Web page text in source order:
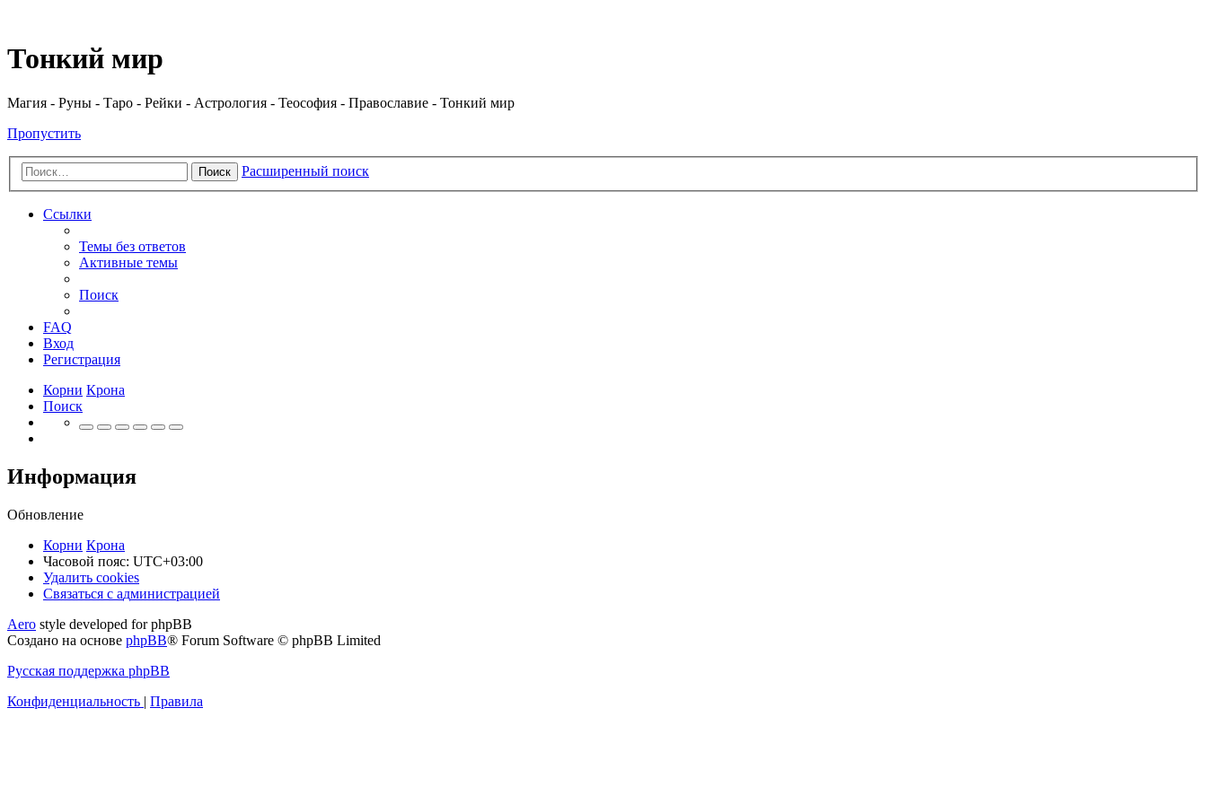
Тонкий мир
Магия - Руны - Таро - Рейки - Астрология - Теософия - Православие - Тонкий мир
Пропустить
Поиск Расширенный поиск
Ссылки
Темы без ответов
Активные темы
Поиск
FAQ
Вход
Регистрация
Корни Крона
Поиск
Информация
Обновление
Корни Крона
Часовой пояс: UTC+03:00
Удалить cookies
Связаться
администрацией
Связаться с администрацией
Aero style developed for phpBB
Создано на основе phpBB® Forum Software © phpBB Limited
Русская поддержка phpBB
Конфиденциальность | Правила